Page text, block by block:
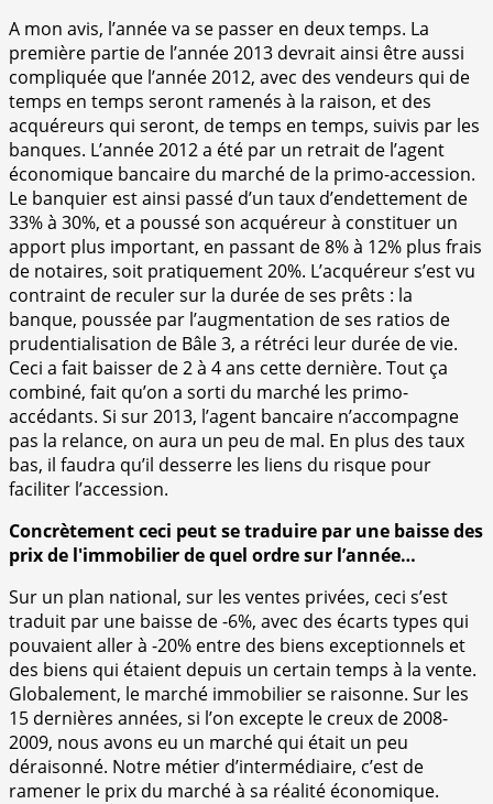
A mon avis, l’année va se passer en deux temps. La
première partie de l’année 2013 devrait ainsi être aussi
compliquée que l’année 2012, avec des vendeurs qui de
temps en temps seront ramenés à la raison, et des
acquéreurs qui seront, de temps en temps, suivis par les
banques. L’année 2012 a été par un retrait de l’agent
économique bancaire du marché de la primo-accession.
Le banquier est ainsi passé d’un taux d’endettement de
33% à 30%, et a poussé son acquéreur à constituer un
apport plus important, en passant de 8% à 12% plus frais
de notaires, soit pratiquement 20%. L’acquéreur s’est vu
contraint de reculer sur la durée de ses prêts : la
banque, poussée par l’augmentation de ses ratios de
prudentialisation de Bâle 3, a rétréci leur durée de vie.
Ceci a fait baisser de 2 à 4 ans cette dernière. Tout ça
combiné, fait qu’on a sorti du marché les primo-
accédants. Si sur 2013, l’agent bancaire n’accompagne
pas la relance, on aura un peu de mal. En plus des taux
bas, il faudra qu’il desserre les liens du risque pour
faciliter l’accession.
Concrètement ceci peut se traduire par une baisse des
prix de l'immobilier de quel ordre sur l’année…
Sur un plan national, sur les ventes privées, ceci s’est
traduit par une baisse de -6%, avec des écarts types qui
pouvaient aller à -20% entre des biens exceptionnels et
des biens qui étaient depuis un certain temps à la vente.
Globalement, le marché immobilier se raisonne. Sur les
15 dernières années, si l’on excepte le creux de 2008-
2009, nous avons eu un marché qui était un peu
déraisonné. Notre métier d’intermédiaire, c’est de
ramener le prix du marché à sa réalité économique.